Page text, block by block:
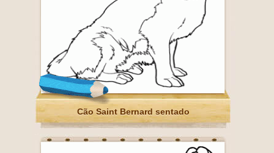
Cão Saint Bernard sentado